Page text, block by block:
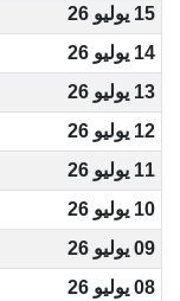
15 يوليو 26
14 يوليو 26
13 يوليو 26
12 يوليو 26
11 يوليو 26
10 يوليو 26
09 يوليو 26
08 يوليو 26